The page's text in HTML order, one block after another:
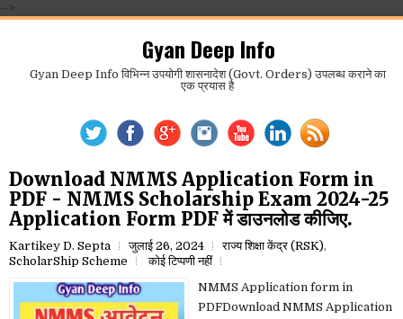
-->
Gyan Deep Info
Gyan Deep Info विभिन्न उपयोगी शासनादेश (Govt. Orders) उपलब्ध कराने का
एक प्रयास है
Download NMMS Application Form in
PDF - NMMS Scholarship Exam 2024-25
Application Form PDF में डाउनलोड कीजिए.
Kartikey D. Septa जुलाई 26, 2024 राज्य शिक्षा केंद्र (RSK),
ScholarShip Scheme
कोई टिप्पणी नहीं
NMMS Application form in
PDFDownload NMMS Application